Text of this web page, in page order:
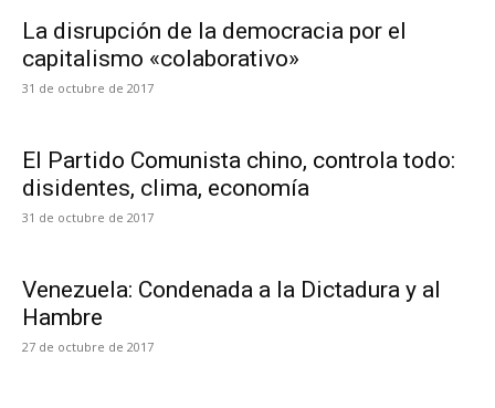
La disrupción de la democracia por el
capitalismo «colaborativo»
31 de octubre de 2017
El Partido Comunista chino, controla todo:
disidentes, clima, economía
31 de octubre de 2017
Venezuela: Condenada a la Dictadura y al
Hambre
27 de octubre de 2017